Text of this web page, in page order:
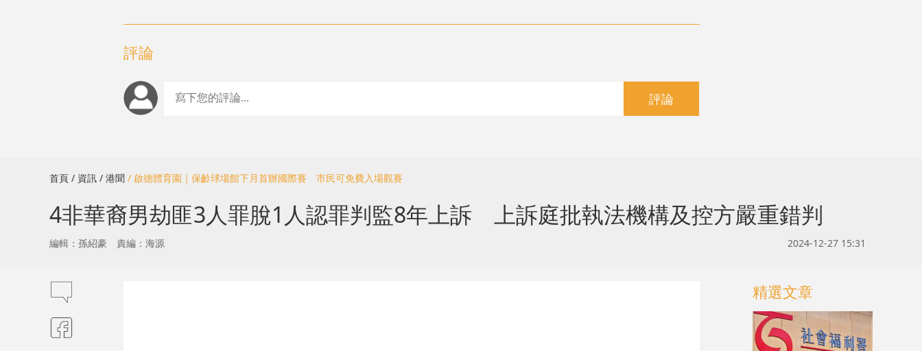
評論
評論
首頁 / 資訊 / 港聞 / 啟德體育園｜保齡球場館下月首辦國際賽 市民可免費入場觀賽
4非華裔男劫匪3人罪脫1人認罪判監8年上訴 上訴庭批執法機構及控方嚴重錯判
編輯：孫紹豪 責編：海源 2024-12-27 15:31
精選文章